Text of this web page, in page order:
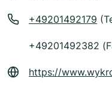
+49201492179
+49201492382
https://